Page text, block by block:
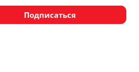
Подписаться